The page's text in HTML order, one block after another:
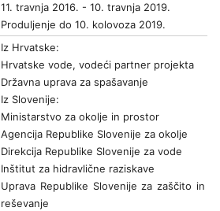
11. travnja 2016. - 10. travnja 2019.
Produljenje do 10. kolovoza 2019.
Iz Hrvatske:
Hrvatske vode, vodeći partner projekta
Državna uprava za spašavanje
Iz Slovenije:
Ministarstvo za okolje in prostor
Agencija Republike Slovenije za okolje
Direkcija Republike Slovenije za vode
Inštitut za hidravlične raziskave
Uprava Republike Slovenije za zaščito in
reševanje